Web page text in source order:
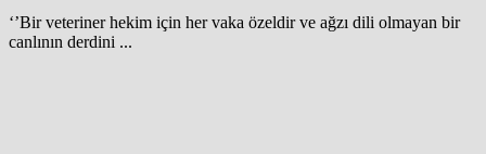
‘’Bir veteriner hekim için her vaka özeldir ve ağzı dili olmayan bir
canlının derdini ...